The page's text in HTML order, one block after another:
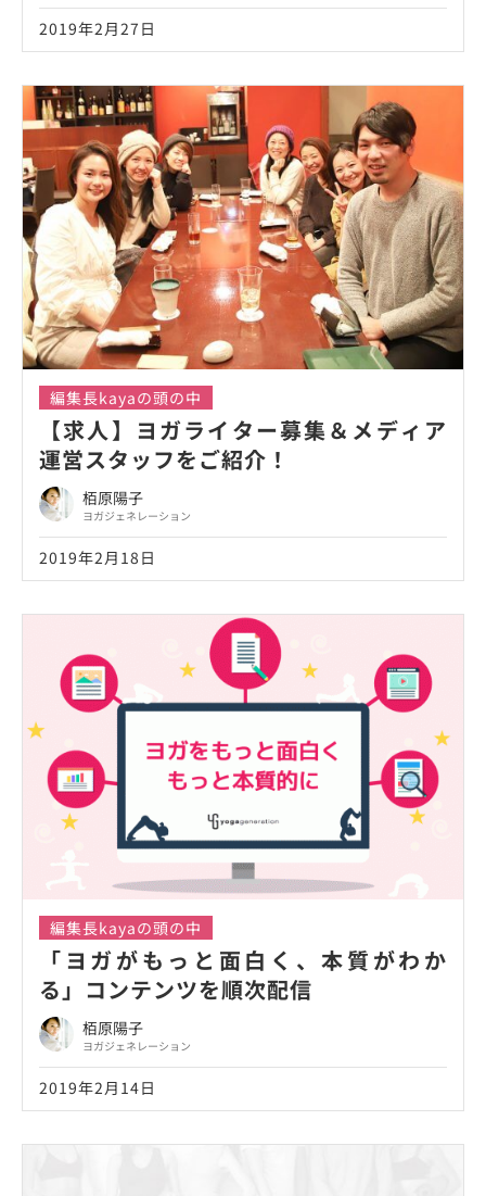
2019年2月27日
編集長kayaの頭の中
【求人】ヨガライター募集＆メディア
運営スタッフをご紹介！
栢原陽子
ヨガジェネレーション
2019年2月18日
編集長kayaの頭の中
「ヨガがもっと面白く、本質がわか
る」コンテンツを順次配信
栢原陽子
ヨガジェネレーション
2019年2月14日